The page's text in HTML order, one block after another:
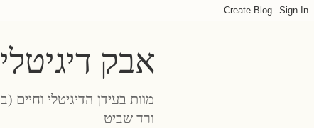
אבק דיגיטלי
מוות בעידן הדיגיטלי
ורד שביט